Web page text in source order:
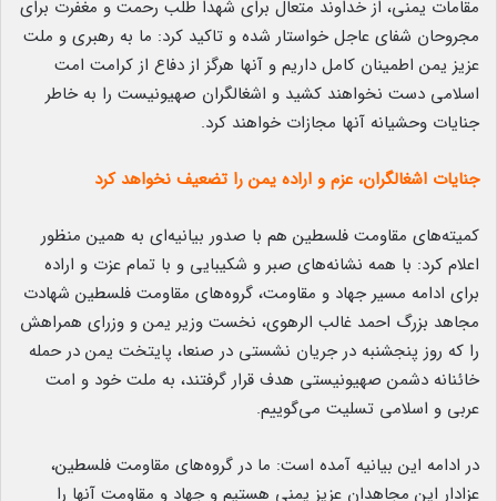
مقامات یمنی، از خداوند متعال برای شهدا طلب رحمت و مغفرت برای
مجروحان شفای عاجل خواستار شده و تاکید کرد: ما به رهبری و ملت
عزیز یمن اطمینان کامل داریم و آنها هرگز از دفاع از کرامت امت
اسلامی دست نخواهند کشید و اشغالگران صهیونیست را به خاطر
جنایات وحشیانه آنها مجازات خواهند کرد.
جنایات اشغالگران، عزم و اراده یمن را تضعیف نخواهد کرد
کمیته‌های مقاومت فلسطین هم با صدور بیانیه‌ای به همین منظور
اعلام کرد: با همه نشانه‌های صبر و شکیبایی و با تمام عزت و اراده
برای ادامه مسیر جهاد و مقاومت، گروه‌های مقاومت فلسطین شهادت
مجاهد بزرگ احمد غالب الرهوی، نخست وزیر یمن و وزرای همراهش
را که روز پنجشنبه در جریان نشستی در صنعا، پایتخت یمن در حمله
خائنانه دشمن صهیونیستی هدف قرار گرفتند، به ملت خود و امت
عربی و اسلامی تسلیت می‌گوییم.
در ادامه این بیانیه آمده است: ما در گروه‌های مقاومت فلسطین،
عزادار این مجاهدان عزیز یمنی هستیم و جهاد و مقاومت آنها را